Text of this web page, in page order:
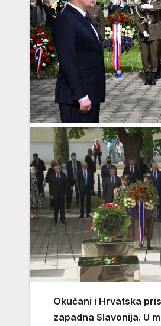
Okučani i Hrvatska
zapadna Slavonija. U